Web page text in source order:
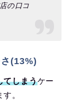
の口コ
(13%)
てしまうケー
。